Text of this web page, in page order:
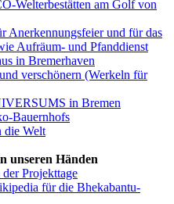
Welterbestätten am Golf von
Anerkennungsfeier und für das
Aufräum- und Pfanddienst
in Bremerhaven
verschönern (Werkeln für
in Bremen
Bauernhofs
die Welt
unseren Händen
Projekttage
für die Bhekabantu-